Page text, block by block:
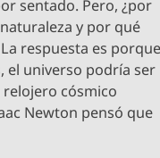
sentado. Pero, ¿por
y por qué
respuesta es
el universo podría ser
relojero cósmico
Newton pensó que